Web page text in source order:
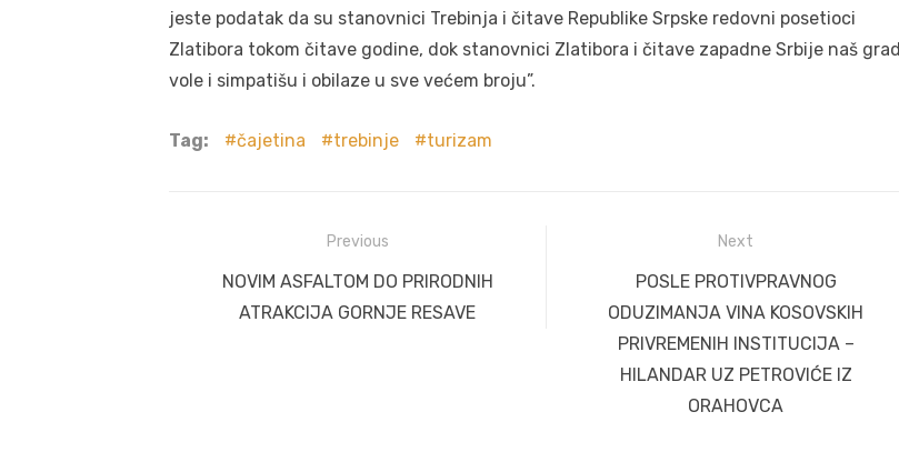
jeste podatak da su stanovnici Trebinja i čitave Republike Srpske redovni posetioci
Zlatibora tokom čitave godine, dok stanovnici Zlatibora i čitave zapadne Srbije naš grad
vole i simpatišu i obilaze u sve većem broju”.
Tag: čajetina trebinje turizam
navigation
Previous
Previous
post:
NOVIM ASFALTOM DO PRIRODNIH
ATRAKCIJA GORNJE RESAVE
Next
post:
POSLE PROTIVPRAVNOG
ODUZIMANJA VINA KOSOVSKIH
PRIVREMENIH INSTITUCIJA –
HILANDAR UZ PETROVIĆE IZ
ORAHOVCA